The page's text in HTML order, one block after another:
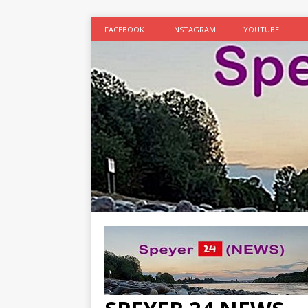
FACEBOOK INSTAGRAM YOUTUBE